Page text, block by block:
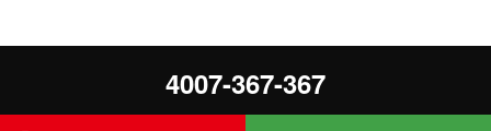
4007-367-367